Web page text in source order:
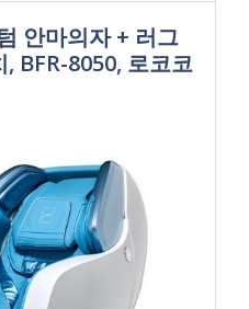
안마의자 + 러그
BFR-8050, 로코코